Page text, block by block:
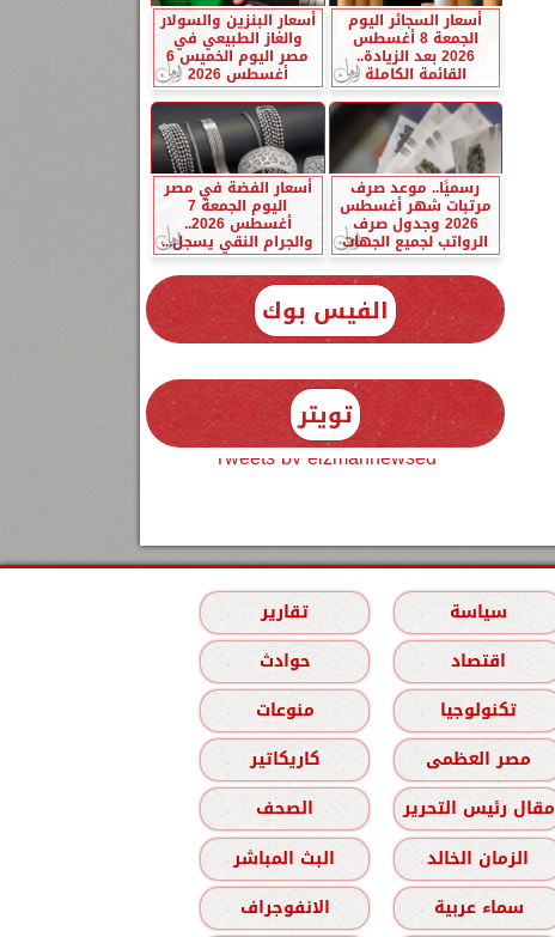
أسعار السجائر اليوم
الجمعة 8 أغسطس
2026 بعد الزيادة..
القائمة الكاملة
أسعار البنزين والسولار
والغاز الطبيعي في
مصر اليوم الخميس 6
أغسطس 2026
رسميًا.. موعد صرف
مرتبات شهر أغسطس
2026 وجدول صرف
الرواتب لجميع الجهات
أسعار الفضة في مصر
اليوم الجمعة 7
أغسطس 2026..
والجرام النقي يسجل...
الفيس بوك
تويتر
Tweets by elzmannewseg
سياسة
تقارير
اقتصاد
حوادث
تكنولوجيا
منوعات
مصر العظمى
كاريكاتير
مقال رئيس التحرير
الصحف
الزمان الخالد
البث المباشر
سماء عربية الانفوجراف